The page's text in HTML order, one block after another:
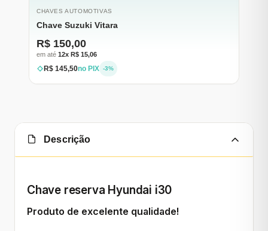
ESGOTADO
CHAVES AUTOMOTIVAS
Chave Suzuki Vitara
R$ 150,00
em até 12x R$ 15,06
R$ 145,50no PIX -3%
Descrição
Chave reserva Hyundai i30
Produto de excelente qualidade!